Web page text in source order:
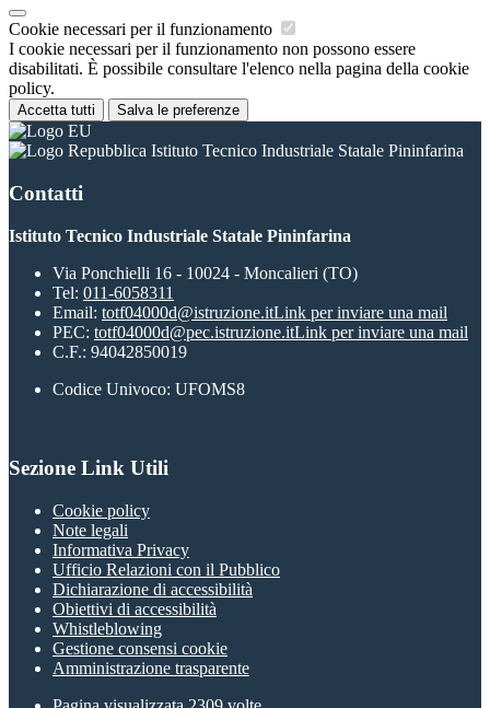
Cookie necessari per il funzionamento
I cookie necessari per il funzionamento non possono essere
disabilitati. È possibile consultare l'elenco nella pagina della cookie
policy.
Accetta tutti Salva le preferenze
Istituto Tecnico Industriale Statale Pininfarina
Contatti
Istituto Tecnico Industriale Statale Pininfarina
Via Ponchielli 16 - 10024 - Moncalieri (TO)
Tel: 011-6058311
Email: totf04000d@istruzione.itLink per inviare una mail
PEC: totf04000d@pec.istruzione.itLink per inviare una mail
C.F.: 94042850019
Codice Univoco: UFOMS8
Sezione Link Utili
Cookie policy
Note legali
Informativa Privacy
Ufficio Relazioni con il Pubblico
Dichiarazione di accessibilità
Obiettivi di accessibilità
Whistleblowing
Gestione consensi cookie
Amministrazione trasparente